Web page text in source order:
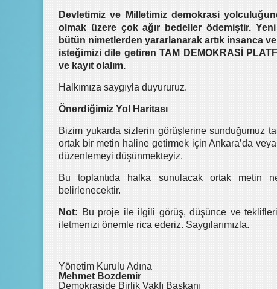
Devletimiz ve Milletimiz demokrasi
olmak üzere çok ağır bedeller ödemiştir.
bütün nimetlerden yararlanarak artık insanca
isteğimizi dile getiren TAM DEMOKRASİ
ve kayıt olalım.
Halkımıza saygıyla duyururuz.
Önerdiğimiz Yol Haritası
Bizim yukarda sizlerin görüşlerine sunduğumuz
ortak bir metin haline getirmek için Ankara’da
düzenlemeyi düşünmekteyiz.
Bu toplantıda halka sunulacak ortak metin
belirlenecektir.
Not: Bu proje ile ilgili görüş, düşünce ve
iletmenizi önemle rica ederiz. Saygılarımızla.
Yönetim Kurulu Adına
Mehmet Bozdemir
Demokraside Birlik Vakfı Başkanı